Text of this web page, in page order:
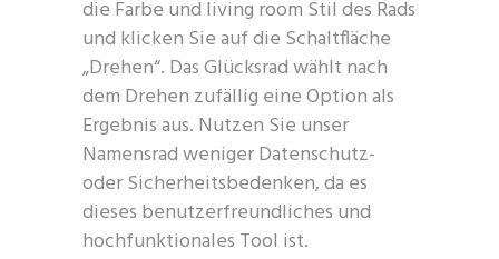
die Farbe und living room Stil des Rads
und klicken Sie auf die Schaltfläche
„Drehen“. Das Glücksrad wählt nach
dem Drehen zufällig eine Option als
Ergebnis aus. Nutzen Sie unser
Namensrad weniger Datenschutz-
oder Sicherheitsbedenken, da es
dieses benutzerfreundliches und
hochfunktionales Tool ist.